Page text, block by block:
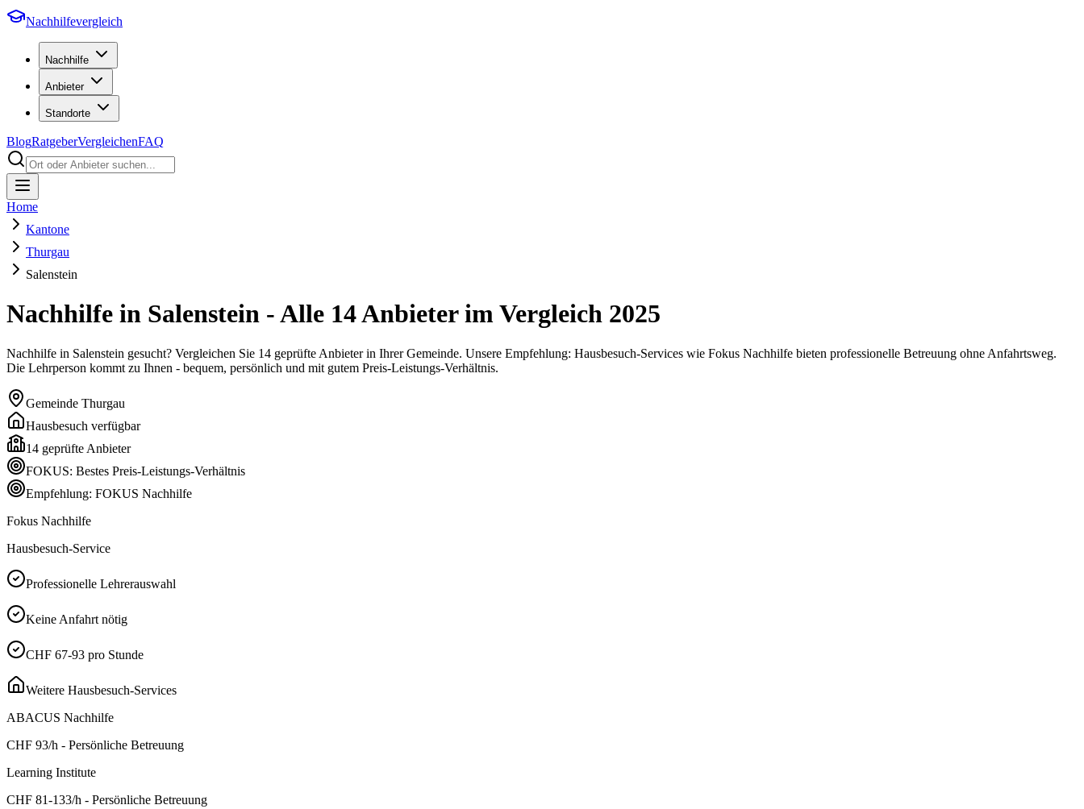
Nachhilfevergleich
Nachhilfe
Anbieter
Standorte
BlogRatgeberVergleichenFAQ
Home
Kantone
Thurgau
Salenstein
Nachhilfe in Salenstein - Alle 14Anbieter im Vergleich 2025
Nachhilfe in Salenstein gesucht? Vergleichen Sie 14 geprüfte Anbieter in Ihrer Gemeinde. Unsere Empfehlung: Hausbesuch-Services wie Fokus Nachhilfe bieten professionelle Betreuung ohne Anfahrtsweg.
Die Lehrperson kommt zu Ihnen - bequem, persönlich und mit gutem Preis-Leistungs-Verhältnis.
Gemeinde Thurgau
Hausbesuch verfügbar
14 geprüfte Anbieter
FOKUS: Bestes Preis-Leistungs-Verhältnis
Empfehlung: FOKUS Nachhilfe
Fokus Nachhilfe
Hausbesuch-Service
Professionelle Lehrerauswahl
Keine Anfahrt nötig
CHF 67-93 pro Stunde
Weitere Hausbesuch-Services
ABACUS Nachhilfe
CHF 93/h - Persönliche Betreuung
Learning Institute
CHF 81-133/h - Persönliche Betreuung